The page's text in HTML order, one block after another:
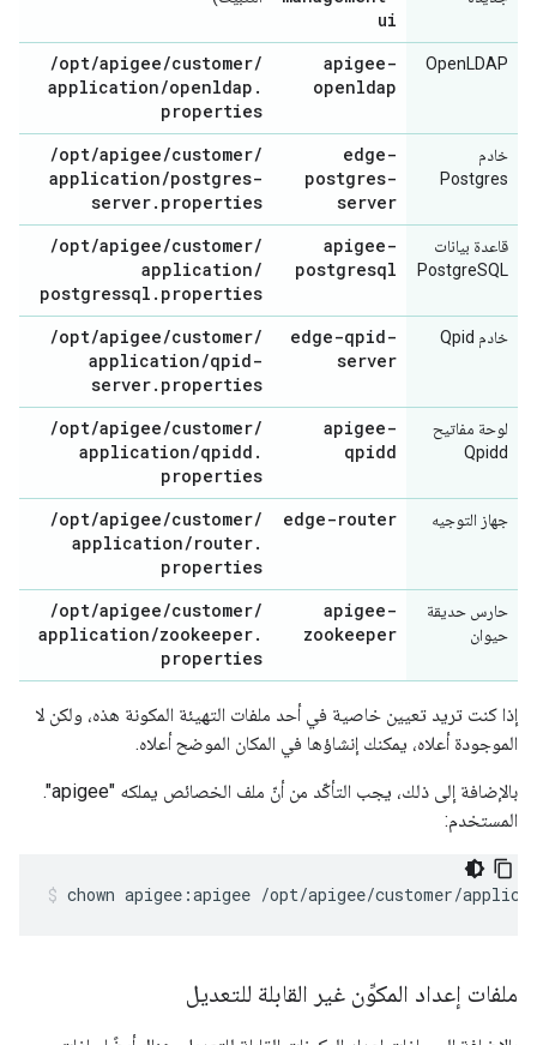
ui
OpenLDAP
apigee-
openldap
/opt/apigee/customer/
application/openldap .
properties
خادم
Postgres
edge-
postgres-
server
/opt/apigee/customer/
application/postgres-
server. properties
قاعدة بيانات
PostgreSQL
apigee-
postgresql
/opt/apigee/customer/
application/
postgressql . properties
خادم Qpid
edge-qpid-
server
/opt/apigee/customer/
application/qpid-
server. properties
لوحة مفاتيح
Qpidd
apigee-
qpidd
/opt/apigee/customer/
application/qpidd .
properties
جهاز التوجيه edge-router
/opt/apigee/customer/
application/router.
properties
حارس حديقة
حيوان
apigee-
zookeeper
/opt/apigee/customer/
application/zookeeper.
properties
إذا كنت تريد تعيين خاصية في أحد ملفات التهيئة المكونة هذه، ولكن لا
الموجودة أعلاه، يمكنك إنشاؤها في المكان الموضح أعلاه.
بالإضافة إلى ذلك، يجب التأكّد من أنّ ملف الخصائص يملكه "apigee".
المستخدم:
chown apigee:apigee /opt/apigee/customer/
ملفات إعداد المكوِّن غير القابلة للتعديل